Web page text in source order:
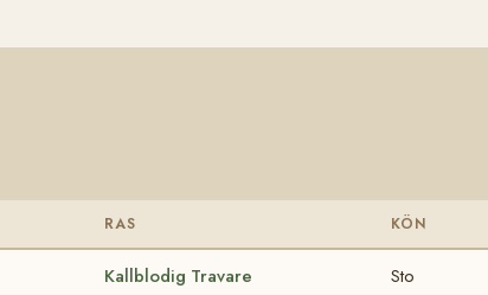
RAS KÖN
Kallblodig Travare Sto